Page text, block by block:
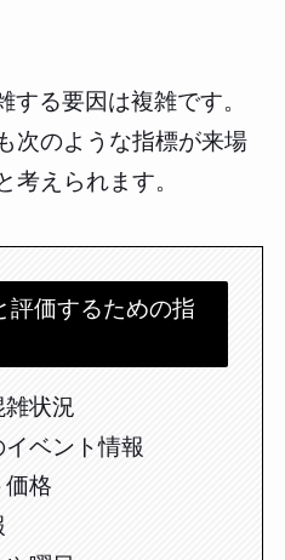
る要因は複雑です。
次のような指標が来場
考えられます。
評価するための指
雑状況
ベント情報
価格